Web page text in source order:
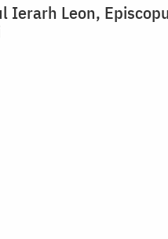
Ierarh Leon,